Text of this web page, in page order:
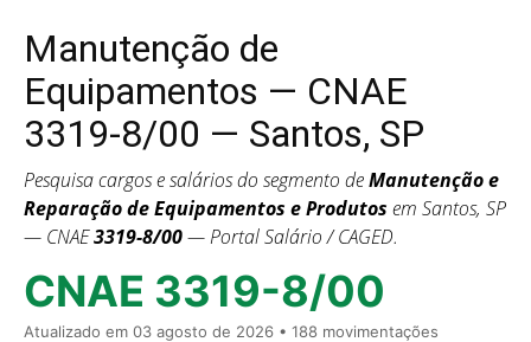
Manutenção de
Equipamentos — CNAE
3319-8/00 — Santos, SP
Pesquisa cargos e salários do segmento deManutenção e
Reparação de Equipamentos e Produtos em Santos, SP
— CNAE3319-8/00— Portal Salário / CAGED.
CNAE 3319-8/00
Atualizado em 03 agosto de 2026 • 188 movimentações